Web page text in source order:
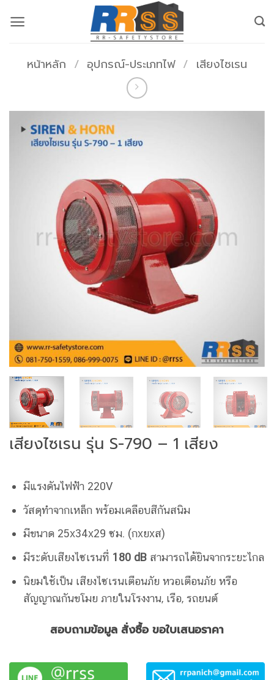
ไป
หน้าหลัก / อุปกรณ์-ประเภทไฟ / เสียงไซเรน
เสียงไซเรน รุ่น S-790 – 1 เสียง
มีแรงดันไฟฟ้า 220V
วัสดุทำจากเหล็ก พร้อมเคลือบสีกันสนิม
มีขนาด 25x34x29 ซม. (กxยxส)
มีระดับเสียงไซเรนที่ 180 dB สามารถได้ยินจากระยะไกล
นิยมใช้เป็น เสียงไซเรนเตือนภัย หวอเตือนภัย หรือ
สัญญาณกันขโมย ภายในโรงงาน, เรือ, รถยนต์
สอบถามข้อมูล สั่งซื้อ ขอใบเสนอราคา